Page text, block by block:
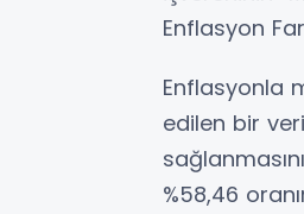
Enflasyon
Enflasyonla
edilen bir
%58,46